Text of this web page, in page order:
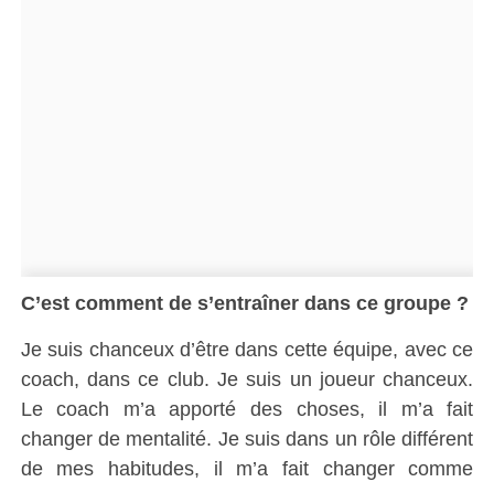
C’est comment de s’entraîner dans ce groupe ?
Je suis chanceux d’être dans cette équipe, avec ce
coach, dans ce club. Je suis un joueur chanceux.
Le coach m’a apporté des choses, il m’a fait
changer de mentalité. Je suis dans un rôle différent
de mes habitudes, il m’a fait changer comme